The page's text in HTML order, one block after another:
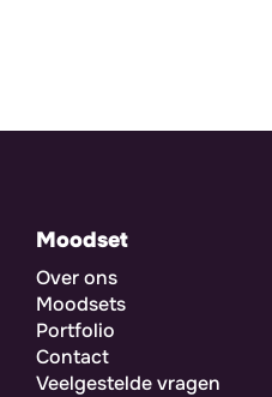
Moodset
Over ons
Moodsets
Portfolio
Contact
Veelgestelde vragen